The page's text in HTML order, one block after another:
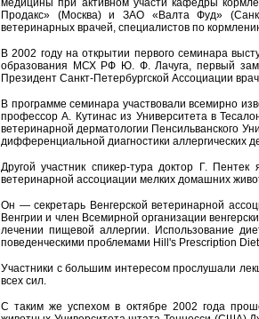
медицины при активном участи кафедры
Продакс» (Москва) и ЗАО «Валта Фуд»
ветеринарных врачей, специалистов по
В 2002 году на открытии первого семинара
образования МСХ РФ Ю. Ф. Лачуга, первый зам.
Президент Санкт-Петербургской Ассоциации
В программе семинара участвовали всемирно
профессор А. Кутинас из Университета в
ветеринарной дерматологии Пенсильванского
дифференциальной диагностики аллергических
Другой участник спикер-тура доктор Г.
ветеринарной ассоциации мелких домашних
Он — секретарь Венгерской ветеринарной
Венгрии и член Всемирной организации
лечении пищевой аллергии. Использование
поведенческими проблемами Hill's Prescription
Участники с большим интересом прослушали
всех сил.
С таким же успехом в октябре 2002 года